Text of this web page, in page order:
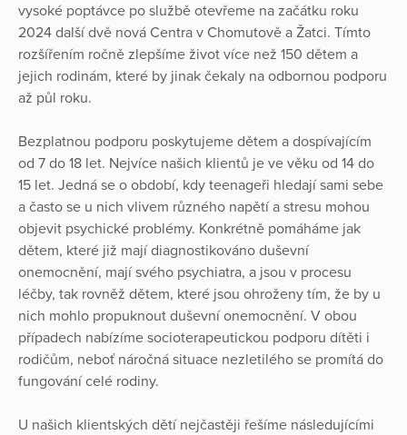
vysoké poptávce po službě otevřeme na začátku roku
2024 další dvě nová Centra v Chomutově a Žatci. Tímto
rozšířením ročně zlepšíme život více než 150 dětem a
jejich rodinám, které by jinak čekaly na odbornou podporu
až půl roku.
Bezplatnou podporu poskytujeme dětem a dospívajícím
od 7 do 18 let. Nejvíce našich klientů je ve věku od 14 do
15 let. Jedná se o období, kdy teenageři hledají sami sebe
a často se u nich vlivem různého napětí a stresu mohou
objevit psychické problémy. Konkrétně pomáháme jak
dětem, které již mají diagnostikováno duševní
onemocnění, mají svého psychiatra, a jsou v procesu
léčby, tak rovněž dětem, které jsou ohroženy tím, že by u
nich mohlo propuknout duševní onemocnění. V obou
případech nabízíme socioterapeutickou podporu dítěti i
rodičům, neboť náročná situace nezletilého se promítá do
fungování celé rodiny.
U našich klientských dětí nejčastěji řešíme následujícími